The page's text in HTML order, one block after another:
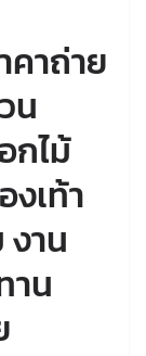
คาถ่าย
น
กไม้
งเท้า
าน
าน